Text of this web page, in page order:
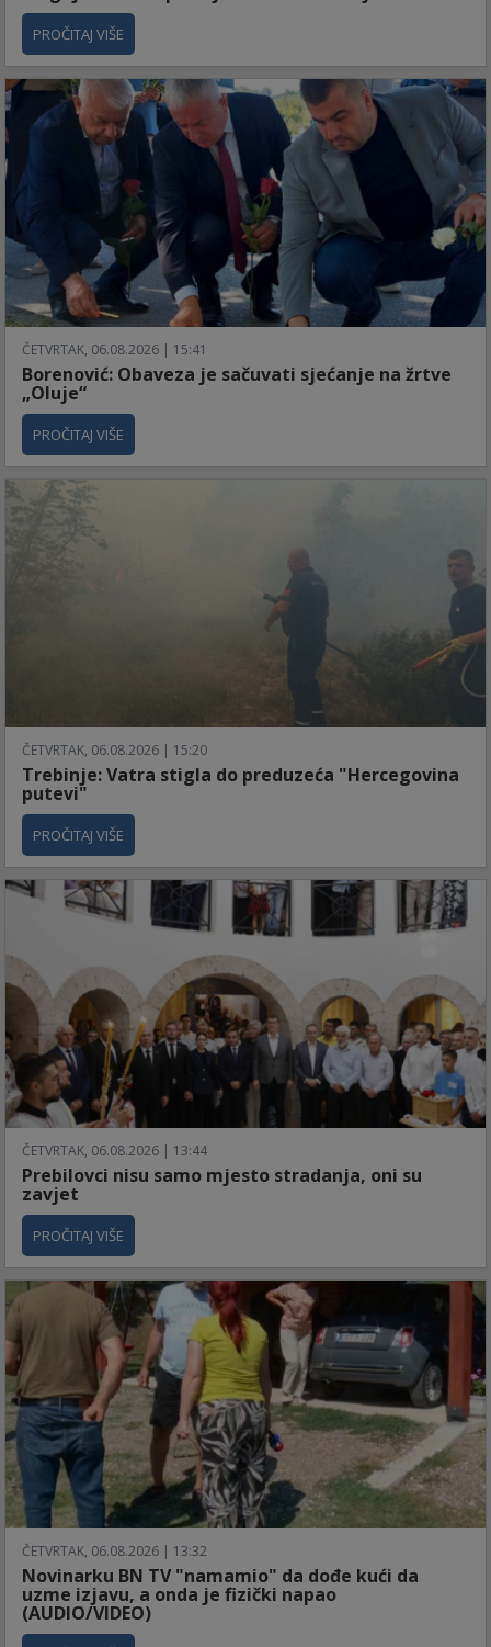
PROČITAJ VIŠE
ČETVRTAK, 06.08.2026 | 15:41
Borenović: Obaveza je sačuvati sjećanje na žrtve
„Oluje“
PROČITAJ VIŠE
ČETVRTAK, 06.08.2026 | 15:20
Trebinje: Vatra stigla do preduzeća "Hercegovina
putevi"
PROČITAJ VIŠE
ČETVRTAK, 06.08.2026 | 13:44
Prebilovci nisu samo mjesto stradanja, oni su
zavjet
PROČITAJ VIŠE
ČETVRTAK, 06.08.2026 | 13:32
Novinarku BN TV "namamio" da dođe kući da
uzme izjavu, a onda je fizički napao
(AUDIO/VIDEO)